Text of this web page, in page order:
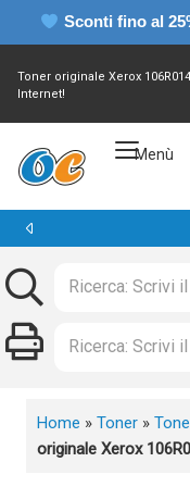
Sconti fino al
Toner originale Xerox
Internet!
Menù
Home » Toner »
originale Xerox